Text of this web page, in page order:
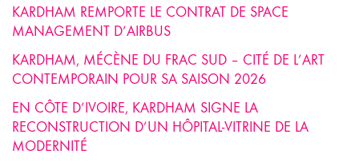
KARDHAM REMPORTE LE CONTRAT DE SPACE
MANAGEMENT D’AIRBUS
KARDHAM, MÉCÈNE DU FRAC SUD – CITÉ DE L’ART
CONTEMPORAIN POUR SA SAISON 2026
EN CÔTE D’IVOIRE, KARDHAM SIGNE LA
RECONSTRUCTION D’UN HÔPITAL-VITRINE DE LA
MODERNITÉ